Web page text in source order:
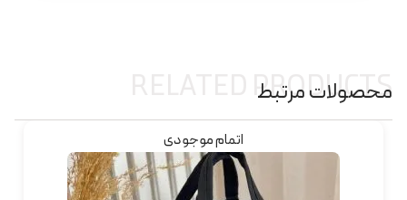
محصولات مرتبط
RELATED PRODUCTS
اتمام موجودی